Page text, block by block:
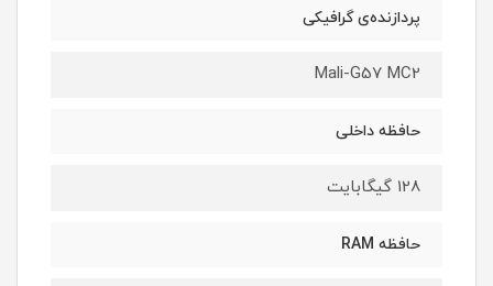
پردازنده‌ی گرافیکی
Mali-G57 MC2
حافظه داخلی
128 گیگابایت
حافظه RAM